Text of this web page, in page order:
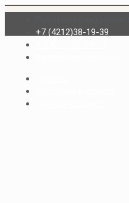
+7 (4212)38-19-39